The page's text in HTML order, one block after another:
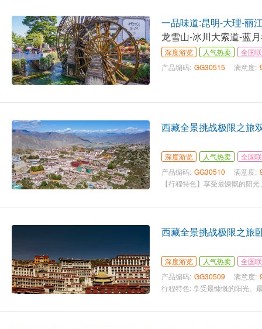
一品味道:昆明-大理-丽
龙雪山-冰川大索道-蓝
深度游览 人气热卖
全国
产品编码: GG30515 满意度:
西藏全景挑战极限之旅
深度游览 人气热卖
全国
产品编码: GG30510 满意度:
西藏全景挑战极限之旅
深度游览 人气热卖
全国
产品编码: GG30509 满意度: